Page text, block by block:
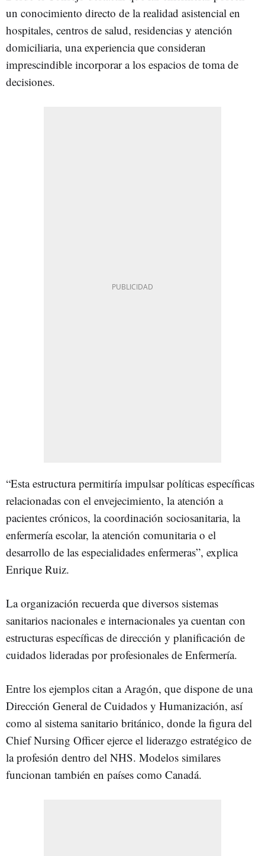
un conocimiento directo de la realidad asistencial en
hospitales, centros de salud, residencias y atención
domiciliaria, una experiencia que consideran
imprescindible incorporar a los espacios de toma de
decisiones.
“Esta estructura permitiría impulsar políticas específicas
relacionadas con el envejecimiento, la atención a
pacientes crónicos, la coordinación sociosanitaria, la
enfermería escolar, la atención comunitaria o el
desarrollo de las especialidades enfermeras”, explica
Enrique Ruiz.
La organización recuerda que diversos sistemas
sanitarios nacionales e internacionales ya cuentan con
estructuras específicas de dirección y planificación de
cuidados lideradas por profesionales de Enfermería.
Entre los ejemplos citan a Aragón, que dispone de una
Dirección General de Cuidados y Humanización, así
como al sistema sanitario británico, donde la figura del
Chief Nursing Officer ejerce el liderazgo estratégico de
la profesión dentro del NHS. Modelos similares
funcionan también en países como Canadá.